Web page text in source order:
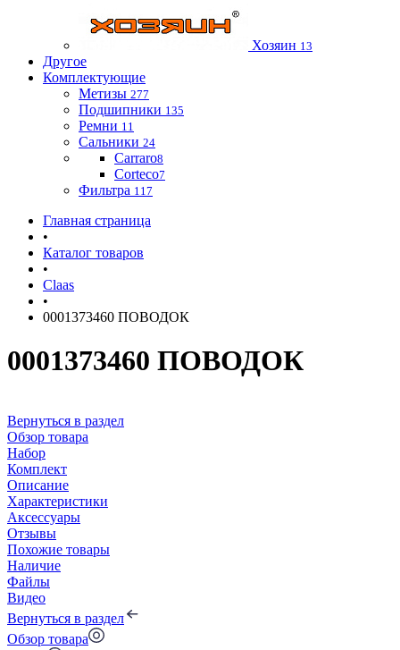
Хозяин 13
Другое
Комплектующие
Метизы 277
Подшипники 135
Ремни 11
Сальники 24
Carraro8
Corteco7
Фильтра 117
Главная страница
•
Каталог товаров
•
Claas
•
0001373460 ПОВОДОК
0001373460 ПОВОДОК
Вернуться в раздел
Обзор товара
Набор
Комплект
Описание
Характеристики
Аксессуары
Отзывы
Похожие товары
Наличие
Файлы
Видео
Вернуться в раздел
Обзор товара